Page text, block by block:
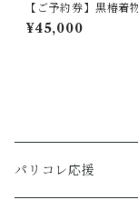
【ご予約券】黒椿着
ピース
¥45,000
パリコレ応援